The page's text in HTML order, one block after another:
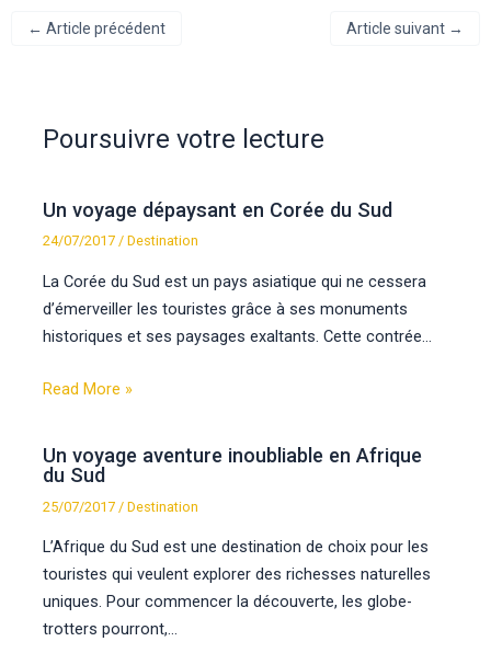
← Article précédent Article suivant →
Poursuivre votre lecture
Un voyage dépaysant en Corée du Sud
24/07/2017 /Destination
La Corée du Sud est un pays asiatique qui ne cessera
d’émerveiller les touristes grâce à ses monuments
historiques et ses paysages exaltants. Cette contrée…
Read More »
Un voyage aventure inoubliable en Afrique
du Sud
25/07/2017 /Destination
L’Afrique du Sud est une destination de choix pour les
touristes qui veulent explorer des richesses naturelles
uniques. Pour commencer la découverte, les globe-
trotters pourront,…